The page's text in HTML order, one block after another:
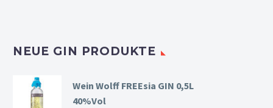
NEUE GIN PRODUKTE
Wein Wolff FREEsia GIN 0,5L
40%Vol